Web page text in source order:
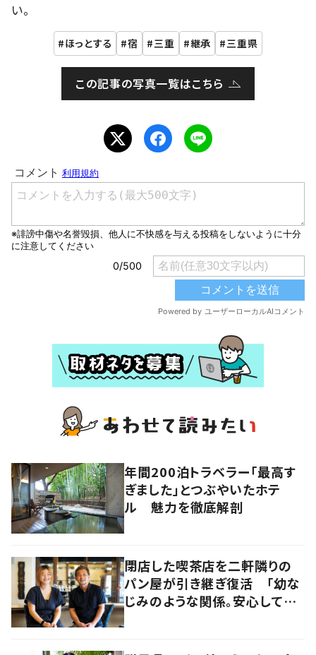
い。
ほっとする 宿 三重 継承 三重県
この記事の写真一覧はこちら
年間200泊トラベラー「最高す
ぎました」とつぶやいたホテ
ル 魅力を徹底解剖
閉店した喫茶店を二軒隣りの
パン屋が引き継ぎ復活 「幼な
じみのような関係。安心して任